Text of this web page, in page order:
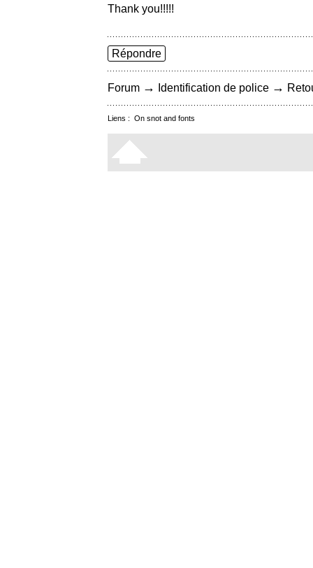
Thank you!!!!!
Répondre
Forum → Identification de police →
Liens : On snot and fonts